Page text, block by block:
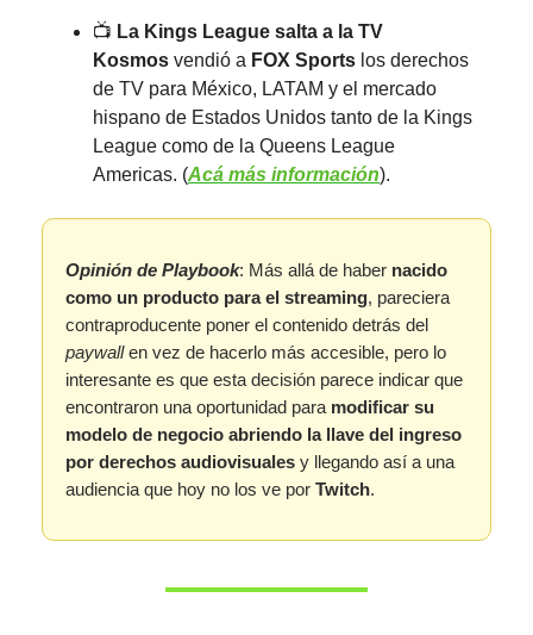
📺️ La Kings League salta a la TV
Kosmos vendió a FOX Sports los derechos
de TV para México, LATAM y el mercado
hispano de Estados Unidos tanto de la Kings
League como de la Queens League
Americas. (Acá más información).
Opinión de Playbook: Más allá de haber nacido
como un producto para el streaming, pareciera
contraproducente poner el contenido detrás del
paywallen vez de hacerlo más accesible, pero lo
interesante es que esta decisión parece indicar que
encontraron una oportunidad para modificar su
modelo de negocio abriendo la llave del ingreso
por derechos audiovisuales y llegando así a una
audiencia que hoy no los ve por Twitch.